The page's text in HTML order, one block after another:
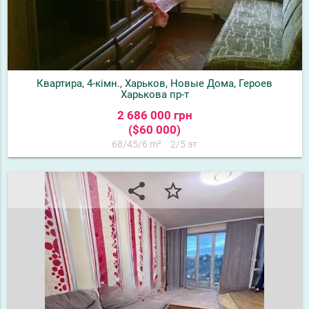
Квартира, 4-кімн., Харьков, Новые Дома, Героев
Харькова пр-т
2 686 000 грн
($60 000)
68/45/6 m² 2/5 эт
share star_border